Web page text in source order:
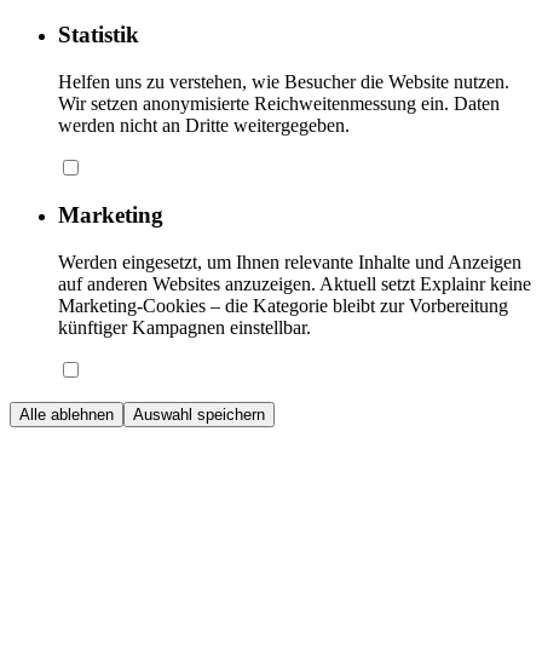
Statistik
Helfen uns zu verstehen, wie Besucher die Website nutzen.
Wir setzen anonymisierte Reichweitenmessung ein. Daten
werden nicht an Dritte weitergegeben.
Marketing
Werden eingesetzt, um Ihnen relevante Inhalte und Anzeigen
auf anderen Websites anzuzeigen. Aktuell setzt Explainr keine
Marketing-Cookies – die Kategorie bleibt zur Vorbereitung
künftiger Kampagnen einstellbar.
Alle ablehnen Auswahl speichern